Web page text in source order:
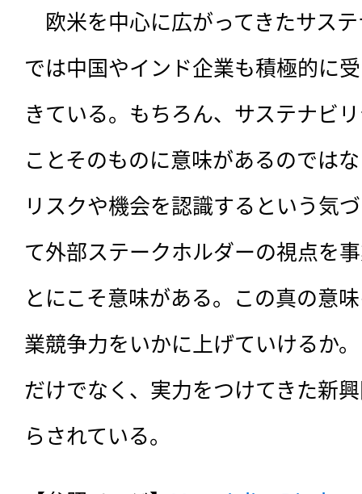
欧米を中心に広がってきたサス
では中国やインド企業も積極的に
きている。もちろん、サステナビ
ことそのものに意味があるのでは
リスクや機会を認識するという気
て外部ステークホルダーの視点を
とにこそ意味がある。この真の意
業競争力をいかに上げていけるか
だけでなく、実力をつけてきた新
らされている。